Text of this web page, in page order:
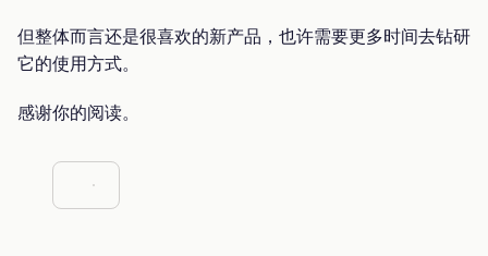
但整体而言还是很喜欢的新产品，也许需要更多时间去钻研
它的使用方式。
感谢你的阅读。